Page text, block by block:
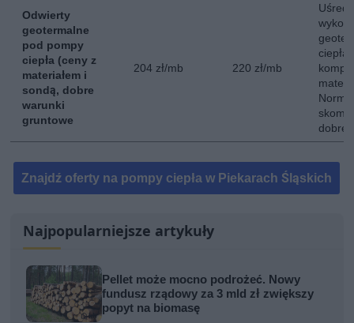
Odwierty
geotermalne
pod pompy
ciepła (ceny z
materiałem i
sondą, dobre
warunki
gruntowe
204 zł/mb 220 zł/mb
dobre
Znajdź oferty na pompy ciepła w Piekarach Śląskich
Najpopularniejsze artykuły
Pellet może mocno podrożeć. Nowy
fundusz rządowy za 3 mld zł zwiększy
popyt na biomasę